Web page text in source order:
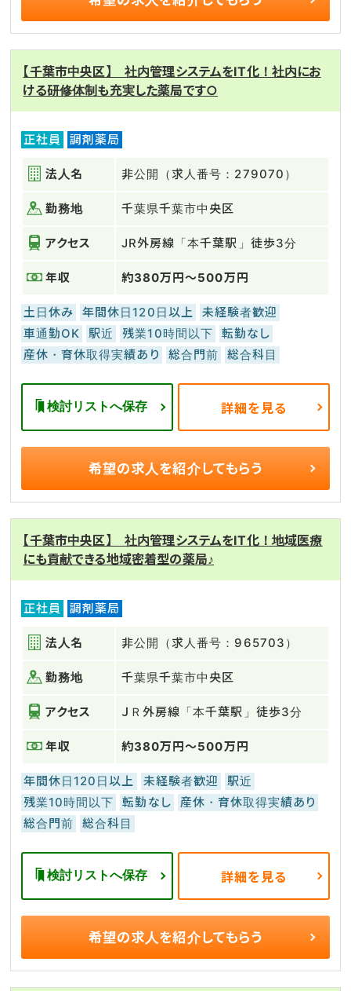
【千葉市中央区】 社内管理システムをIT化！社内にお
ける研修体制も充実した薬局です○
正社員 調剤薬局
法人名 非公開（求人番号：279070）
勤務地 千葉県千葉市中央区
アクセス JR外房線「本千葉駅」徒歩3分
年収 約380万円～500万円
土日休み 年間休日120日以上
未経験者歓迎
車通勤OK
駅近 残業10時間以下
転勤なし
産休・育休取得実績あり
総合門前 総合科目
検討リストへ保存 詳細を見る
希望の求人を紹介してもらう
【千葉市中央区】 社内管理システムをIT化！地域医療
にも貢献できる地域密着型の薬局♪
正社員 調剤薬局
法人名 非公開（求人番号：965703）
勤務地 千葉県千葉市中央区
アクセス ＪＲ外房線「本千葉駅」徒歩3分
年収 約380万円～500万円
年間休日120日以上 未経験者歓迎
駅近
残業10時間以下
転勤なし
産休・育休取得実績あり
総合門前
総合科目
検討リストへ保存 詳細を見る
希望の求人を紹介してもらう